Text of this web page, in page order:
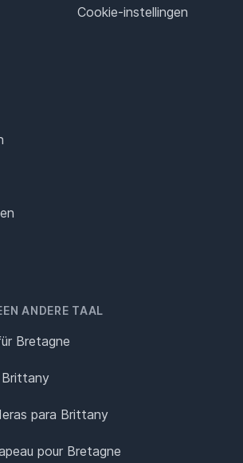
Cookie-instellingen
ANDERE TAAL
Bretagne
Brittany
para Brittany
pour Bretagne